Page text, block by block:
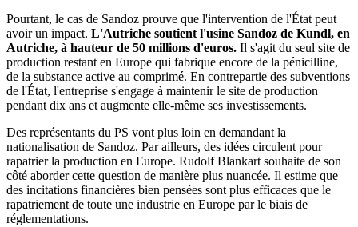
Pourtant, le cas de Sandoz prouve que l'intervention de l'État peut
avoir un impact. L'Autriche soutient l'usine Sandoz de Kundl, en
Autriche, à hauteur de 50 millions d'euros. Il s'agit du seul site de
production restant en Europe qui fabrique encore de la pénicilline,
de la substance active au comprimé. En contrepartie des subventions
de l'État, l'entreprise s'engage à maintenir le site de production
pendant dix ans et augmente elle-même ses investissements.
Des représentants du PS vont plus loin en demandant la
nationalisation de Sandoz. Par ailleurs, des idées circulent pour
rapatrier la production en Europe. Rudolf Blankart souhaite de son
côté aborder cette question de manière plus nuancée. Il estime que
des incitations financières bien pensées sont plus efficaces que le
rapatriement de toute une industrie en Europe par le biais de
réglementations.